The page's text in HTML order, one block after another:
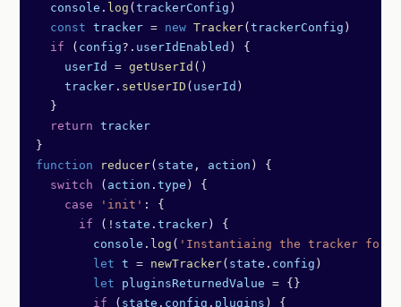
  console
. log ( trackerConfig )
  const
tracker = new Tracker( trackerConfig )
  if
( config?. userIdEnabled ) {
    userId
= getUserId ()
    tracker
. setUserID ( userId )
  }
  return
tracker
}
function reducer( state , action ) {
  switch
( action . type ) {
    case
'init' : {
      if
( ! state . tracker ) {
        console
. log ( 'Instantiaing the tracker
        let
t = newTracker( state . config )
        let
pluginsReturnedValue = {}
        if
( state . config . plugins ) {